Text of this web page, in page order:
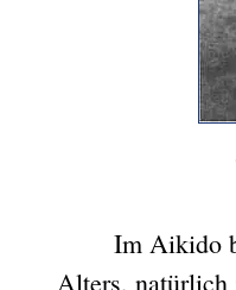
Im Aikido
Alters, natürlich